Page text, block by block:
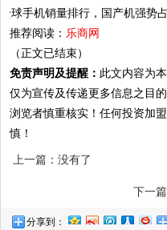
推荐阅读： 乐商网
（正文已结束）
免责声明及提醒： 此文内容为
仅为宣传及传递更多信息之目
浏览者慎重核实！任何投资加
慎！
上一篇：没有了
下一篇
分享到：